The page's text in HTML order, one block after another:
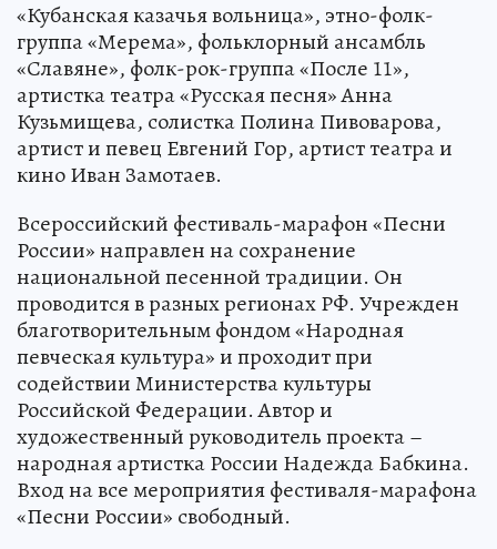
«Кубанская казачья вольница», этно-фолк-
группа «Мерема», фольклорный ансамбль
«Славяне», фолк-рок-группа «После 11»,
артистка театра «Русская песня» Анна
Кузьмищева, солистка Полина Пивоварова,
артист и певец Евгений Гор, артист театра и
кино Иван Замотаев.
Всероссийский фестиваль-марафон «Песни
России» направлен на сохранение
национальной песенной традиции. Он
проводится в разных регионах РФ. Учрежден
благотворительным фондом «Народная
певческая культура» и проходит при
содействии Министерства культуры
Российской Федерации. Автор и
художественный руководитель проекта –
народная артистка России Надежда Бабкина.
Вход на все мероприятия фестиваля-марафона
«Песни России» свободный.